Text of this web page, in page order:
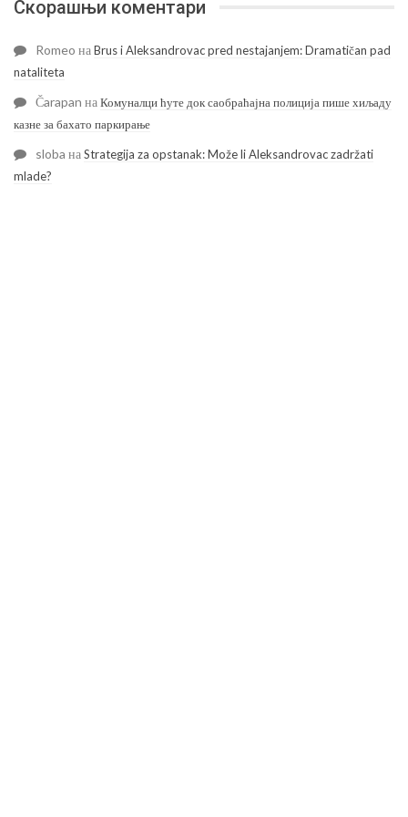
Скорашњи коментари
Romeo наBrus i Aleksandrovac pred nestajanjem: Dramatičan pad
nataliteta
Čarapan наКомуналци ћуте док саобраћајна полиција пише хиљаду
казне за бахато паркирање
sloba наStrategija za opstanak: Može li Aleksandrovac zadržati
mlade?